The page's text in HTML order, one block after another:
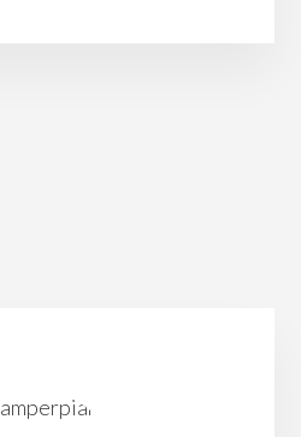
Otros viajes y destinos